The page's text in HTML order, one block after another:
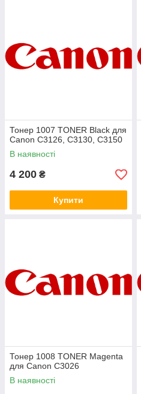
Тонер 1007 TONER Black для
Canon C3126, C3130, C3150
В наявності
4 200 ₴
Купити
Тонер 1008 TONER Magenta
для Canon C3026
В наявності